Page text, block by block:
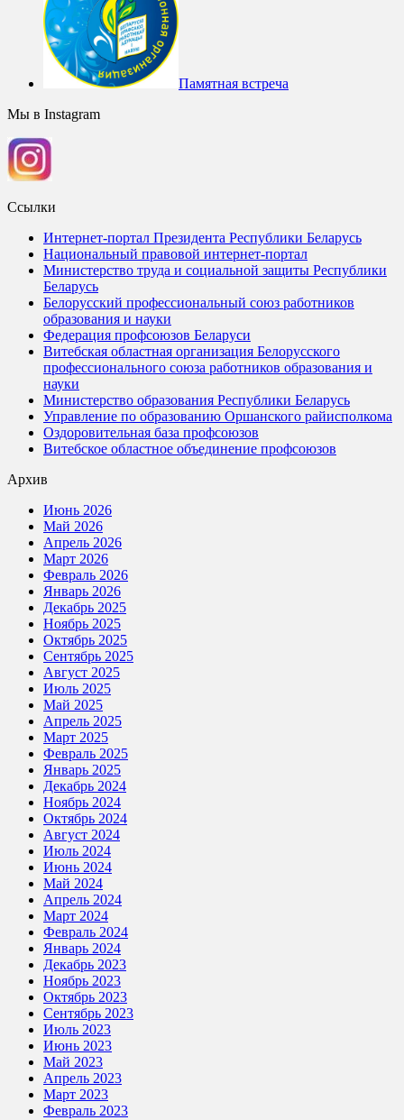
Памятная встреча
Мы в Instagram
Ссылки
Интернет-портал Президента Республики Беларусь
Национальный правовой интернет-портал
Министерство труда и социальной защиты Республики
Беларусь
Белорусский профессиональный союз работников
образования и науки
Федерация профсоюзов Беларуси
Витебская областная организация Белорусского
профессионального союза работников образования и
науки
Министерство образования Республики Беларусь
Управление по образованию Оршанского райисполкома
Оздоровительная база профсоюзов
Витебское областное объединение профсоюзов
Архив
Июнь 2026
Май 2026
Апрель 2026
Март 2026
Февраль 2026
Январь 2026
Декабрь 2025
Ноябрь 2025
Октябрь 2025
Сентябрь 2025
Август 2025
Июль 2025
Май 2025
Апрель 2025
Март 2025
Февраль 2025
Январь 2025
Декабрь 2024
Ноябрь 2024
Октябрь 2024
Август 2024
Июль 2024
Июнь 2024
Май 2024
Апрель 2024
Март 2024
Февраль 2024
Январь 2024
Декабрь 2023
Ноябрь 2023
Октябрь 2023
Сентябрь 2023
Июль 2023
Июнь 2023
Май 2023
Апрель 2023
Март 2023
Февраль 2023